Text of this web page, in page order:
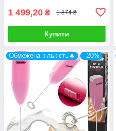
1 499,20 ₴ 1 874 ₴
Купити
Обмежена кількість🔥 –20%